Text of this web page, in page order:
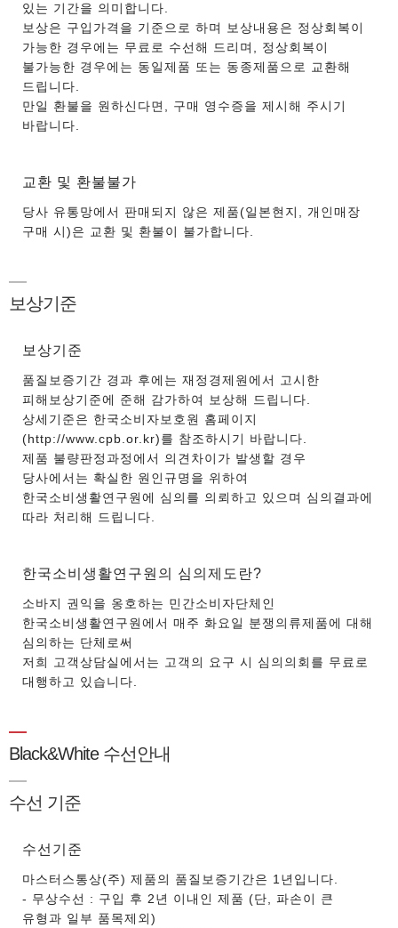
있는 기간을 의미합니다.
보상은 구입가격을 기준으로 하며 보상내용은 정상회복이
가능한 경우에는 무료로 수선해 드리며, 정상회복이
불가능한 경우에는 동일제품 또는 동종제품으로 교환해
드립니다.
만일 환불을 원하신다면, 구매 영수증을 제시해 주시기
바랍니다.
교환 및 환불불가
당사 유통망에서 판매되지 않은 제품(일본현지, 개인매장
구매 시)은 교환 및 환불이 불가합니다.
보상기준
보상기준
품질보증기간 경과 후에는 재정경제원에서 고시한
피해보상기준에 준해 감가하여 보상해 드립니다.
상세기준은 한국소비자보호원 홈페이지
(http://www.cpb.or.kr)를 참조하시기 바랍니다.
제품 불량판정과정에서 의견차이가 발생할 경우
당사에서는 확실한 원인규명을 위하여
한국소비생활연구원에 심의를 의뢰하고 있으며 심의결과에
따라 처리해 드립니다.
한국소비생활연구원의 심의제도란?
소바지 권익을 옹호하는 민간소비자단체인
한국소비생활연구원에서 매주 화요일 분쟁의류제품에 대해
심의하는 단체로써
저희 고객상담실에서는 고객의 요구 시 심의의회를 무료로
대행하고 있습니다.
Black&White 수선안내
수선 기준
수선기준
마스터스통상(주) 제품의 품질보증기간은 1년입니다.
- 무상수선 : 구입 후 2년 이내인 제품 (단, 파손이 큰
유형과 일부 품목제외)